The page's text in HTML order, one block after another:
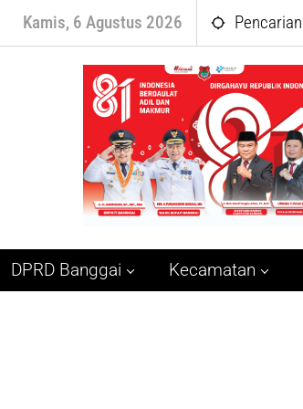
Kamis, 6 Agustus 2026 Pencarian
DPRD Banggai Kecamatan